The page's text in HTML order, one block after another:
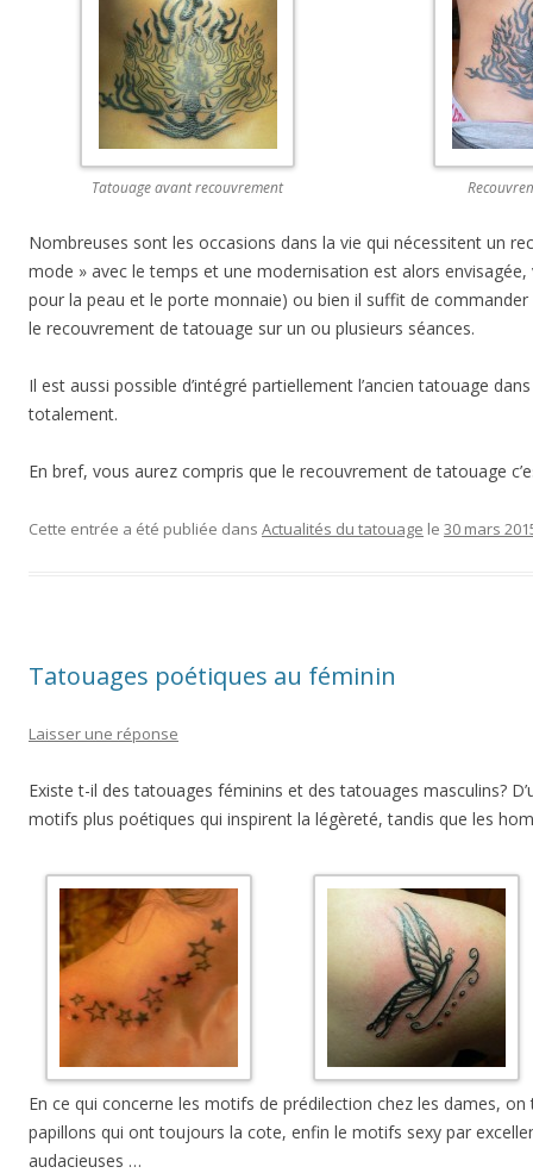
Tatouage avant recouvrement
Nombreuses sont les occasions dans la vie qui nécessitent un
mode » avec le temps et une modernisation est alors
pour la peau et le porte monnaie) ou bien il suffit de
le recouvrement de tatouage sur un ou plusieurs séances.
Il est aussi possible d’intégré partiellement l’ancien tatouage
totalement.
En bref, vous aurez compris que le recouvrement de tatouage
Cette entrée a été publiée dans Actualités du tatouage le 30 mars
Tatouages poétiques au féminin
Laisser une réponse
Existe t-il des tatouages féminins et des tatouages masculins?
motifs plus poétiques qui inspirent la légèreté, tandis que les
En ce qui concerne les motifs de prédilection chez les dames,
papillons qui ont toujours la cote, enfin le motifs sexy par
audacieuses …